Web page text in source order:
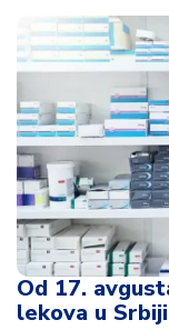
Od 17.
lekova u Srbiji